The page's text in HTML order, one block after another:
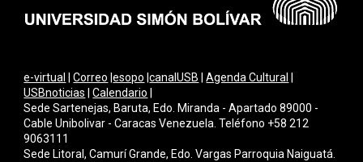
e-virtual |Correo |esopo |canalUSB |Agenda Cultural
USBnoticias |Calendario
Sede Sartenejas, Baruta, Edo. Miranda - Apartado 89000 -
Cable Unibolivar - Caracas Venezuela. Teléfono +58 212
9063111
Sede Litoral, Camurí Grande, Edo. Vargas Parroquia Naiguatá.